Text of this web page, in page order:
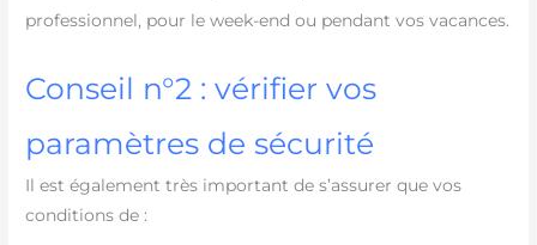
professionnel, pour le week-end ou pendant vos vacances.
Conseil n°2 : vérifier vos
paramètres de sécurité
Il est également très important de s’assurer que vos
conditions de :